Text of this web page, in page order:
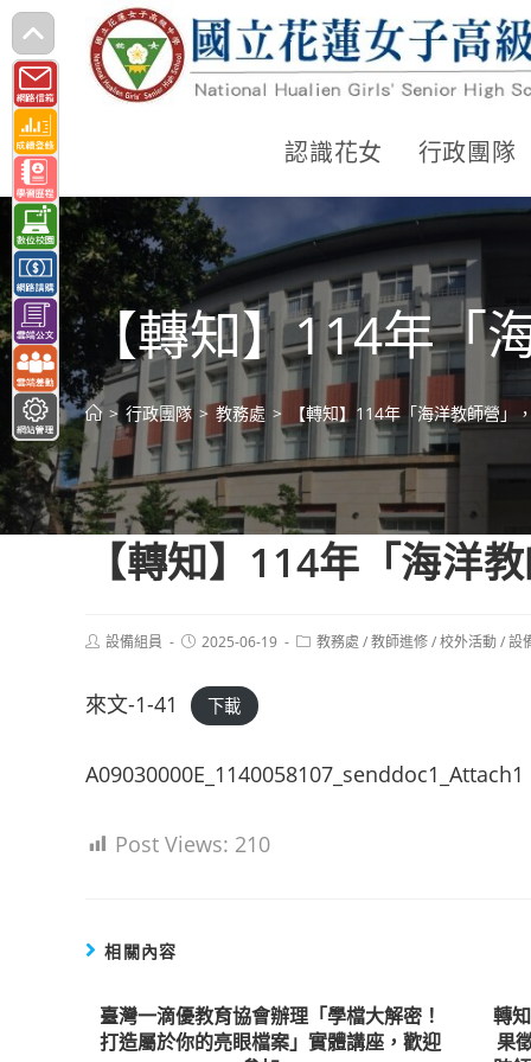
跳
轉
至
主
要
內
容
認識花女 行政團隊
【轉知】114年「
> 行政團隊 > 教務處 > 【轉知】114年「海洋教師營」
【轉知】114年「海洋
Post設備組員
Post2025-06-19
Post教務處 /教師進修/校外活動/設
來文-1-41 下載
A09030000E_1140058107_senddoc1_Attach1
Post Views: 210
相關內容
臺灣一滴優教育協會辦理「學檔大解密！
打造屬於你的亮眼檔案」實體講座，歡迎
轉
果